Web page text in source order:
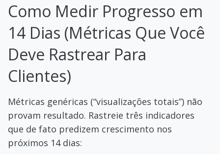
Como Medir Progresso em
14 Dias (Métricas Que Você
Deve Rastrear Para
Clientes)
Métricas genéricas (“visualizações totais”) não
provam resultado. Rastreie três indicadores
que de fato predizem crescimento nos
próximos 14 dias: